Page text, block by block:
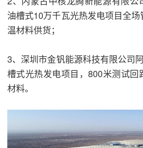
油槽式10万千瓦光热发电项目全
温材料供货；
3、深圳市金钒能源科技有限公司
槽式光热发电项目，800米测试回
材料。